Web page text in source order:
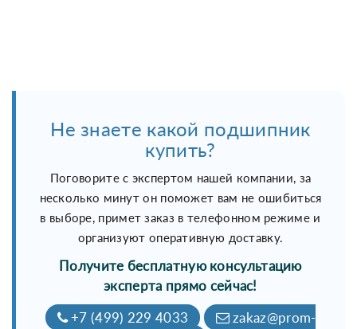
Не знаете какой подшипник
купить?
Поговорите с экспертом нашей компании, за
несколько минут он поможет вам не ошибиться
в выборе, примет заказ в телефонном режиме и
организуют оперативную доставку.
Получите бесплатную консультацию
эксперта прямо сейчас!
+7 (499) 229 4033
zakaz@prom-